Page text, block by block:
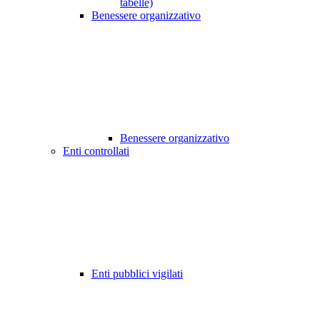
tabelle)
Benessere organizzativo
Benessere organizzativo
Enti controllati
Enti pubblici vigilati